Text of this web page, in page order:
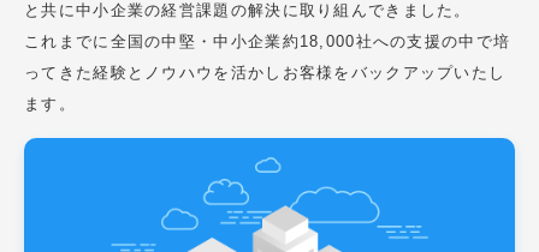
と共に中小企業の経営課題の解決に取り組んできました。
これまでに全国の中堅・中小企業約18,000社への支援の中で培
ってきた経験とノウハウを活かしお客様をバックアップいたし
ます。